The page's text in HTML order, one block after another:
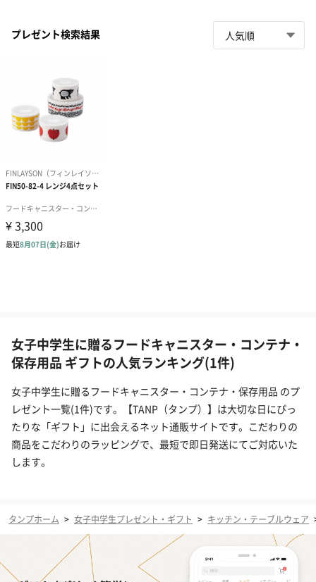
プレゼント検索結果
女子中学生に贈るフードキャニスター・コンテナ・
保存用品 ギフトの人気ランキング(1件)
女子中学生に贈るフードキャニスター・コンテナ・保存用品 のプ
レゼント一覧(1件)です。【TANP（タンプ）】は大切な日にぴっ
たりな「ギフト」に出会えるネット通販サイトです。こだわりの
商品をこだわりのラッピングで、最短で即日発送にてご対応いた
します。
タンプホーム > 女子中学生プレゼント・ギフト > キッチン・テーブルウェア